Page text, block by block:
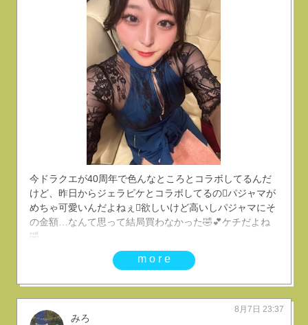
今ドラクエが40周年で色んなところとコラボしてるんだ
けど、昨日からジェラピケとコラボしてるの🫪パジャマが
めちゃ可愛いんだよねぇ🫪欲しいけど高いしパジャマにそ
の金額…なんて思って結局買わなかった🤣︎💕︎︎ケチだよね
🤣
more
みろ
8月7日 23:37